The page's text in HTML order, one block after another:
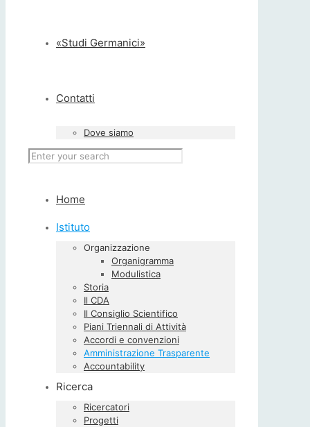
«Studi Germanici»
Contatti
Dove siamo
Home
Istituto
Organizzazione
Organigramma
Modulistica
Storia
Il CDA
Il Consiglio Scientifico
Piani Triennali di Attività
Accordi e convenzioni
Amministrazione Trasparente
Accountability
Ricerca
Ricercatori
Progetti